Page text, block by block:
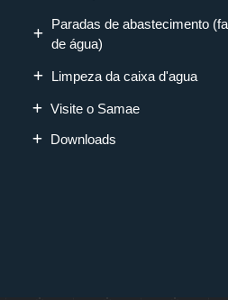
Paradas de abastecimento
de água)
Limpeza da caixa d'agua
Visite o Samae
Downloads